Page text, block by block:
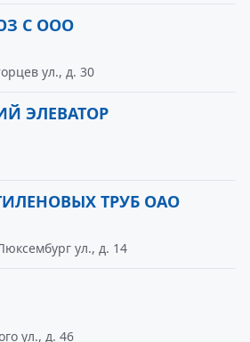
С ООО
ул., д. 30
ЭЛЕВАТОР
ТРУБ ОАО
ул., д. 14
ул., д. 46